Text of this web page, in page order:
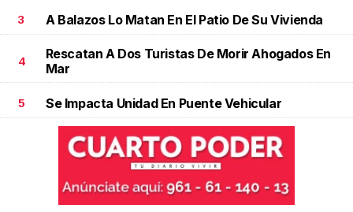
3 A Balazos Lo Matan En El Patio De Su Vivienda
4
Rescatan A Dos Turistas De Morir Ahogados En
Mar
5 Se Impacta Unidad En Puente Vehicular